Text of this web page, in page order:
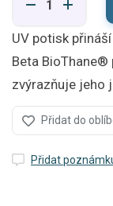
UV potisk
Beta BioThane®
zvýrazňuje jeho
Přidat do
Přidat